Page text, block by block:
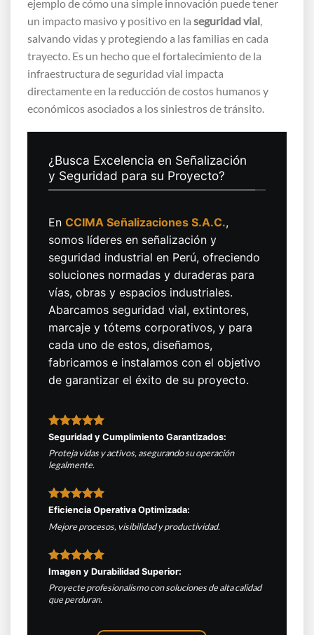
ejemplo de cómo una simple innovación puede tener
un impacto masivo y positivo en la seguridad vial,
salvando vidas y protegiendo a las familias en cada
trayecto. Es un hecho que el fortalecimiento de la
infraestructura de seguridad vial impacta
directamente en la reducción de costos humanos y
económicos asociados a los siniestros de tránsito.
¿Busca Excelencia en Señalización
y Seguridad para su Proyecto?
En CCIMA Señalizaciones S.A.C.,
somos líderes en señalización y
seguridad industrial en Perú, ofreciendo
soluciones normadas y duraderas para
vías, obras y espacios industriales.
Abarcamos seguridad vial, extintores,
marcaje y tótems corporativos, y para
cada uno de estos, diseñamos,
fabricamos e instalamos con el objetivo
de garantizar el éxito de su proyecto.
Seguridad y Cumplimiento Garantizados:
Proteja vidas y activos, asegurando su operación
legalmente.
Eficiencia Operativa Optimizada:
Mejore procesos, visibilidad y productividad.
Imagen y Durabilidad Superior:
Proyecte profesionalismo con soluciones de alta calidad
que perduran.